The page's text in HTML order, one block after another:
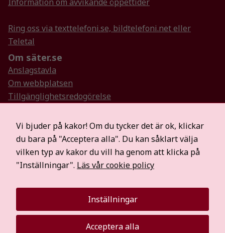
Ring oss via texttelefoni.se, bildtelefoni.net eller
Teletal
Om säter.se
Anslagstavla
Om webbplatsen
Tillgänglighetsredogörelse
Visselblåsartjänst
Hitta oss på sociala medier
Mer information
För medier
Räddningstjänsten Dala Mitt
Vi bjuder på kakor! Om du tycker det är ok, klickar
du bara på "Acceptera alla". Du kan såklart välja
vilken typ av kakor du vill ha genom att klicka på
"Inställningar". Läs vår cookie policy
Inställningar
Acceptera alla
baserat på
hur
För att vår
prestera så
bra som
under ditt
besök. Om
kommer viss
funktionalitet
att försvinna